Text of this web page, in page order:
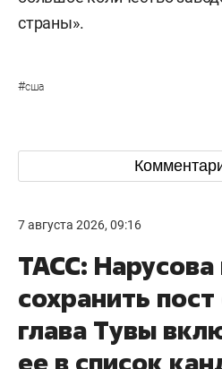
страны».
#сша
7 августа 2026, 09:16
ТАСС:
сохранить
глава Тувы
ее в список